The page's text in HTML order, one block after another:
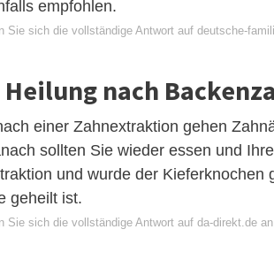
empfohlen.
Sie sich die vollständige Antwort auf deutsche-
nach
einer Zahnextraktion gehen
sollten Sie wieder essen und
und wurde der Kieferknochen
geheilt ist.
Sie sich die vollständige Antwort auf da-direkt.de an